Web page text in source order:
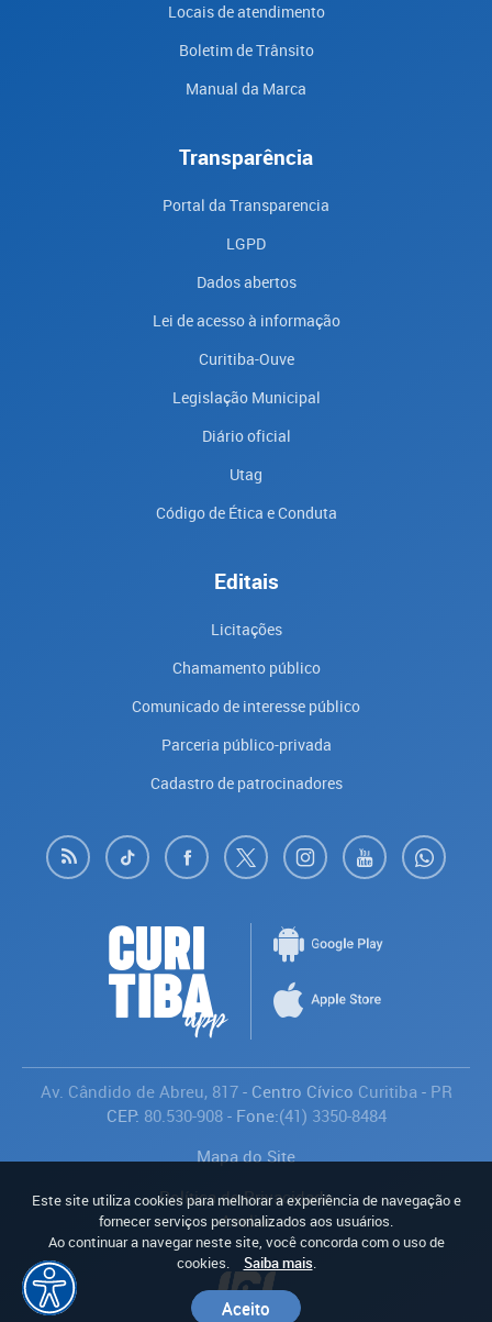
Locais de atendimento
Boletim de Trânsito
Manual da Marca
Transparência
Portal da Transparencia
LGPD
Dados abertos
Lei de acesso à informação
Curitiba-Ouve
Legislação Municipal
Diário oficial
Utag
Código de Ética e Conduta
Editais
Licitações
Chamamento público
Comunicado de interesse público
Parceria público-privada
Cadastro de patrocinadores
Av. Cândido de Abreu, 817- Centro Cívico Curitiba- PR
CEP: 80.530-908- Fone:(41) 3350-8484
Mapa do Site
Política de Privacidade
Avaliar
Este site utiliza cookies para melhorar a experiência de navegação e
fornecer serviços personalizados aos usuários.
Ao continuar a navegar neste site, você concorda com o uso de
cookies.
Saiba mais.
Aceito